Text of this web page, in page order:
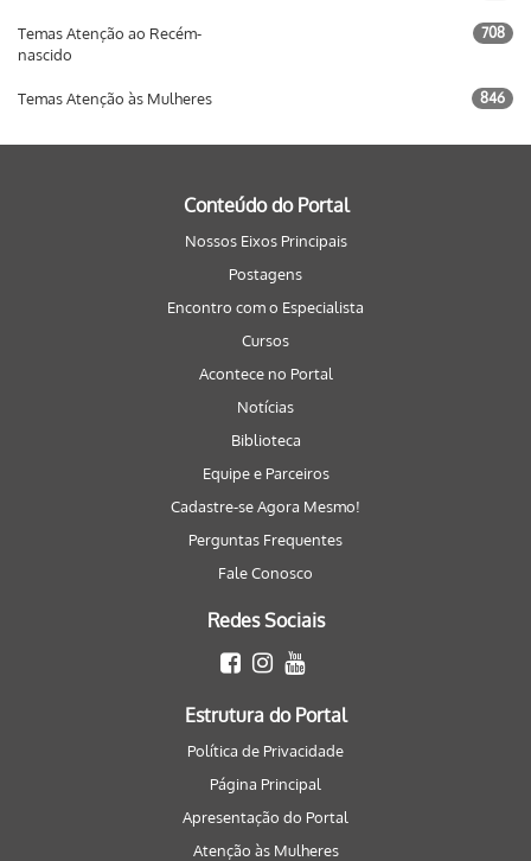
Temas Atenção ao Recém-
nascido
708
Temas Atenção às Mulheres 846
Conteúdo do Portal
Nossos Eixos Principais
Postagens
Encontro com o Especialista
Cursos
Acontece no Portal
Notícias
Biblioteca
Equipe e Parceiros
Cadastre-se Agora Mesmo!
Perguntas Frequentes
Fale Conosco
Redes Sociais
Estrutura do Portal
Política de Privacidade
Página Principal
Apresentação do Portal
Atenção às Mulheres